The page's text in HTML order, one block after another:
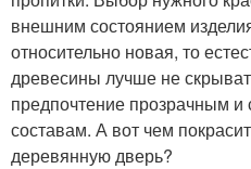
внешним состоянием
относительно новая, то
древесины лучше не
предпочтение прозрачным и
составам. А вот чем
деревянную дверь?